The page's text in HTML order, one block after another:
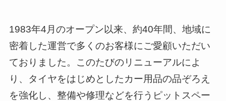
1983年4月のオープン以来、約40年間、地域に
密着した運営で多くのお客様にご愛顧いただい
ておりました。このたびのリニューアルによ
り、タイヤをはじめとしたカー用品の品ぞろえ
を強化し、整備や修理などを行うピットスペー